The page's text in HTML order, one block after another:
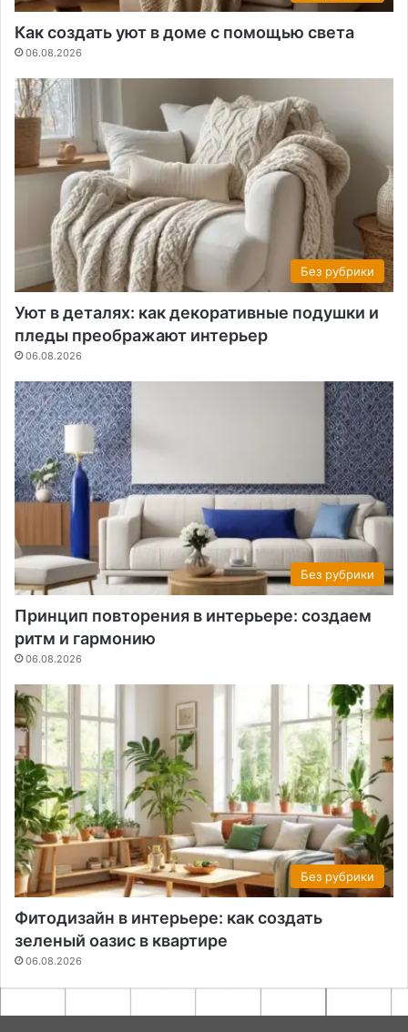
Как создать уют в доме с помощью света
06.08.2026
Без рубрики
Уют в деталях: как декоративные подушки и
пледы преображают интерьер
06.08.2026
Без рубрики
Принцип повторения в интерьере: создаем
ритм и гармонию
06.08.2026
Без рубрики
Фитодизайн в интерьере: как создать
зеленый оазис в квартире
06.08.2026